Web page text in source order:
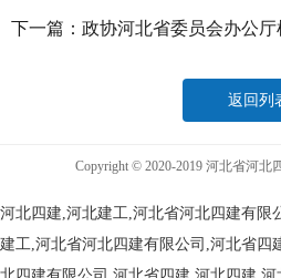
下一篇： 政协河北省委员会办公
返回列
Copyright © 2020-2019 河北省河
河北四建,河北建工,河北省河北四建有限
建工,河北省河北四建有限公司,河北省四